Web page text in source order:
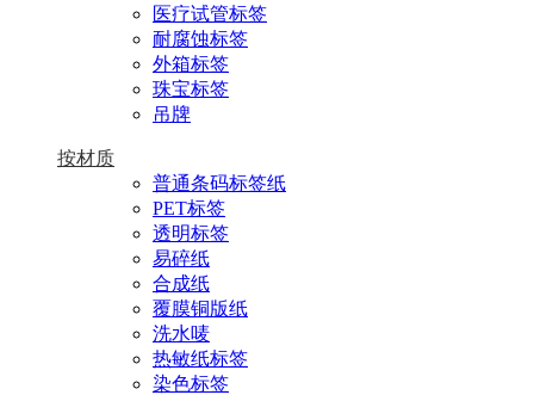
医疗试管标签
耐腐蚀标签
外箱标签
珠宝标签
吊牌
按材质
普通条码标签纸
PET标签
透明标签
易碎纸
合成纸
覆膜铜版纸
洗水唛
热敏纸标签
染色标签